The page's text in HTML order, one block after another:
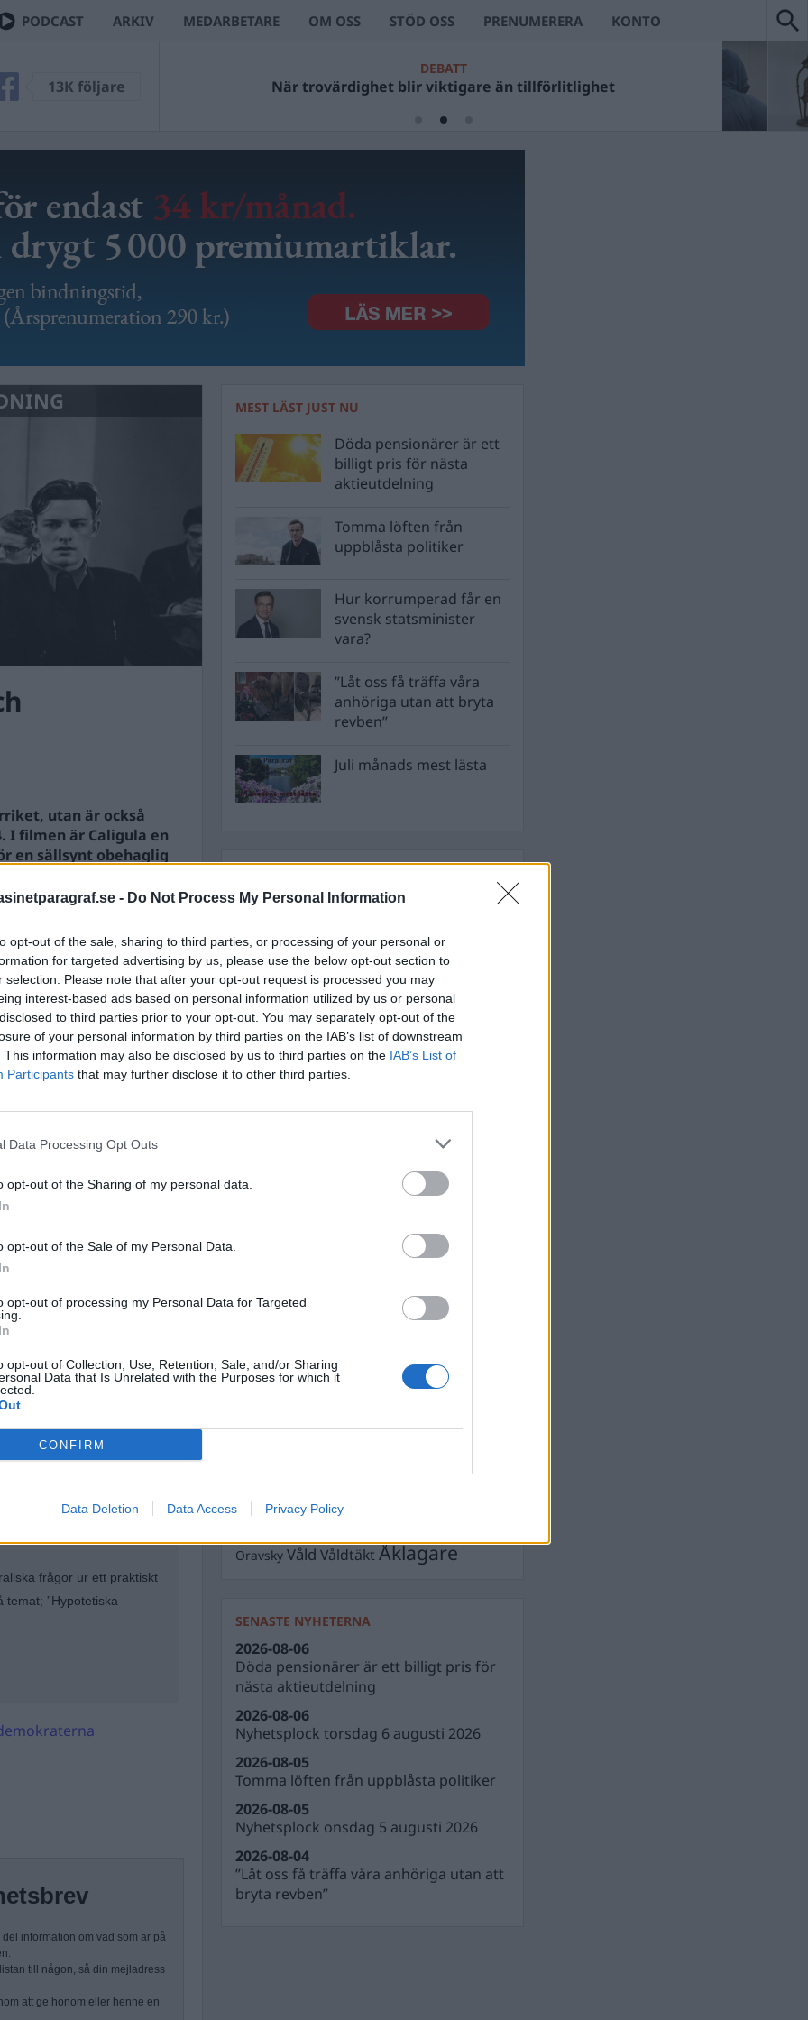
- Do Not Process My Personal Information
opt-out of the sale, sharing to third parties, or processing of your personal or
for targeted advertising by us, please use the below opt-out section to
selection. Please note that after your opt-out request is processed you may
interest-based ads based on personal information utilized by us or personal
to third parties prior to your opt-out. You may separately opt-out of the
of your personal information by third parties on the IAB’s list of downstream
This information may also be disclosed by us to third parties on the IAB’s List of
Participants that may further disclose it to other third parties.
Data Processing Opt Outs
opt-out of the Sharing of my personal data.
opt-out of the Sale of my Personal Data.
opt-out of processing my Personal Data for Targeted
opt-out of Collection, Use, Retention, Sale, and/or Sharing
Data that Is Unrelated with the Purposes for which it
CONFIRM
Data Deletion Data Access Privacy Policy
PODCAST ARKIV MEDARBETARE OM OSS STÖD OSS PRENUMERERA KONTO
13K följare
DEBATT
När trovärdighet blir viktigare än tillförlitlighet
utan är också
I filmen är Caligula en
en sällsynt obehaglig
tillbaks till en tid då
expertis inom avtalsrätt och
filosofi i allmänhet.
frågor ur ett praktiskt
”Hypotetiska
information om vad som är på
till någon, så din mejladress
att ge honom eller henne en
MEST LÄST JUST NU
Döda pensionärer är ett
billigt pris för nästa
aktieutdelning
Tomma löften från
uppblåsta politiker
Hur korrumperad får en
svensk statsminister
vara?
”Låt oss få träffa våra
anhöriga utan att bryta
revben”
Juli månads mest lästa
Stöd Para§rafs bevakning av rättssäkerheten
PRENUMERERA PÅ PARA§RAFS NYHETSBREV
ÄMNESORD
Advokat Anders CardellAndreas
Börje
Carlsson
Börje R P Carlsson
Dick Sundevall
Ebba Busch
Kriminalvården Kristdemokraterna
Misshandel Moderaterna Mord
Rättssäkerhet
Sverigedemokraterna
Oravsky Våld Våldtäkt Åklagare
SENASTE NYHETERNA
Döda pensionärer är ett billigt pris för
nästa aktieutdelning
2026-08-06
Nyhetsplock torsdag 6 augusti 2026
2026-08-06
Tomma löften från uppblåsta politiker
2026-08-05
Nyhetsplock onsdag 5 augusti 2026
2026-08-05
”Låt oss få träffa våra anhöriga utan att
bryta revben”
2026-08-04